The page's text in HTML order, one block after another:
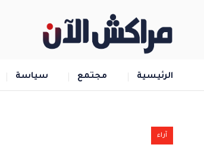
الرئيسية مجتمع سياسة
آراء